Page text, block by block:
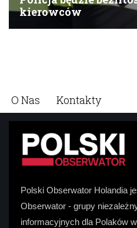
O Nas Kontakty
Polski Obserwator Holandia
Obserwator - grupy
informacyjnych dla Polaków